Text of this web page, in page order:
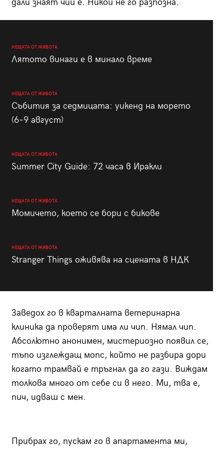
дали знаят чий е. Никой не го разпозна.
НЕЩАТА ОТ ЖИВОТА
Лятото винаги е в минало време
НЕЩАТА ОТ ЖИВОТА
Събития за седмицата: уикенд на морето
(6–9 август)
НЕЩАТА ОТ ЖИВОТА
Summer City Guide: 72 часа в Иракли
НЕЩАТА ОТ ЖИВОТА
Момичето, което се бори с бикове
НЕЩАТА ОТ ЖИВОТА
Stranger Things оживява на сцената в НДК
Заведох го в кварталната ветеринарна
клиника да проверят има ли чип. Нямал чип.
Абсолютно анонимен, мистериозно появил се,
тъпо изглеждащ мопс, който не разбира дори
когато трамвай е тръгнал да го гази. Виждам
толкова много от себе си в него. Ми, тва е,
пич, идваш с мен.
Прибрах го, пускам го в апартамента ми,